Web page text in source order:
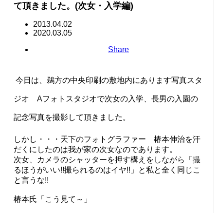
て頂きました。(次女・入学編)
2013.04.02
2020.03.05
Share
今日は、鵜方の中央印刷の敷地内にあります写真スタ
ジオ Aフォトスタジオで次女の入学、長男の入園の
記念写真を撮影して頂きました。
しかし・・・天下のフォトグラファー 椿本伸治を汗
だくにしたのは我が家の次女なのであります。
次女、カメラのシャッターを押す構えをしながら「撮
るほうがいい!!撮られるのはイヤ!!」と私と全く同じこ
と言うな!!
椿本氏「こう見て～」